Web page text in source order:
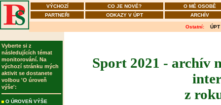
VÝCHOZÍ CO JE NOVÉ?
O MÉ OSOBĚ
PARTNEŘI
ODKAZY V ÚPT ARCHÍV
Ostatní: ÚPT
Vyberte si z
následujících témat
monitorování. Na
výchozí stránku mých
aktivit se dostanete
volbou 'O úroveň
výše':
O ÚROVEŇ VÝŠE
Sport 2021 - archív
z